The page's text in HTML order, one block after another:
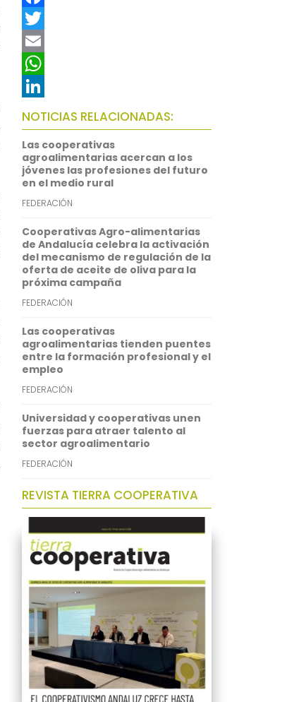
F
a
c
e
b
o
o
k
T
w
t
t
e
r
E
m
a
i
l
W
h
a
t
s
A
p
p
L
i
n
k
e
d
I
n
NOTICIAS RELACIONADAS:
Las cooperativas
agroalimentarias acercan a los
jóvenes las profesiones del futuro
en el medio rural
FEDERACIÓN
Cooperativas Agro-alimentarias
de Andalucía celebra la activación
del mecanismo de regulación de la
oferta de aceite de oliva para la
próxima campaña
FEDERACIÓN
Las cooperativas
agroalimentarias tienden puentes
entre la formación profesional y el
empleo
FEDERACIÓN
Universidad y cooperativas unen
fuerzas para atraer talento al
sector agroalimentario
FEDERACIÓN
REVISTA TIERRA COOPERATIVA